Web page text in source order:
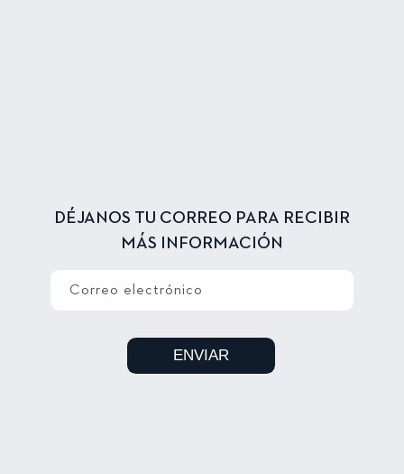
DÉJANOS TU CORREO PARA RECIBIR
MÁS INFORMACIÓN
Correo electrónico
ENVIAR